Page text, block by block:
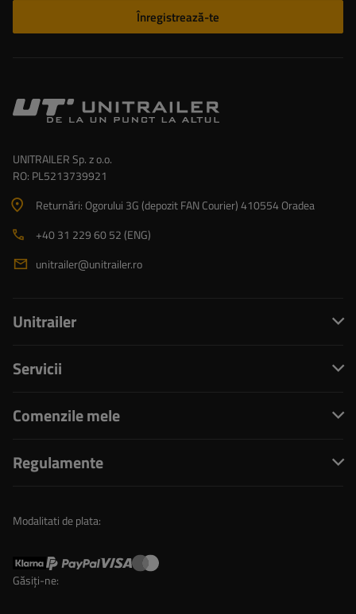
Înregistrează-te
UNITRAILER Sp. z o.o.
RO: PL5213739921
Returnări: Ogorului 3G (depozit FAN Courier) 410554 Oradea
+40 31 229 60 52 (ENG)
unitrailer@unitrailer.ro
Unitrailer
Servicii
Comenzile mele
Regulamente
Modalitati de plata:
Găsiți-ne: